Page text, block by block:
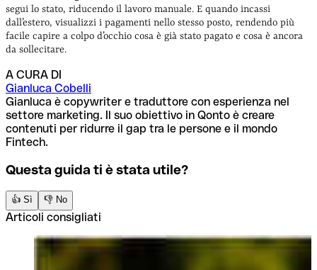
segui lo stato, riducendo il lavoro manuale. E quando incassi
dall’estero, visualizzi i pagamenti nello stesso posto, rendendo più
facile capire a colpo d’occhio cosa è già stato pagato e cosa è ancora
da sollecitare.
A CURA DI
Gianluca Cobelli
Gianluca è copywriter e traduttore con esperienza nel
settore marketing. Il suo obiettivo in Qonto è creare
contenuti per ridurre il gap tra le persone e il mondo
Fintech.
Questa guida ti è stata utile?
👍 Sì 👎 No
Articoli consigliati